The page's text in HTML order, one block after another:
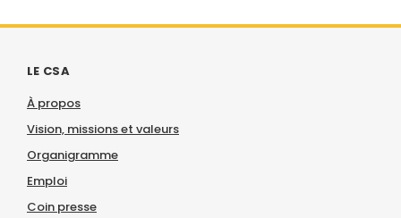
LE CSA
À propos
Vision, missions et valeurs
Organigramme
Emploi
Coin presse